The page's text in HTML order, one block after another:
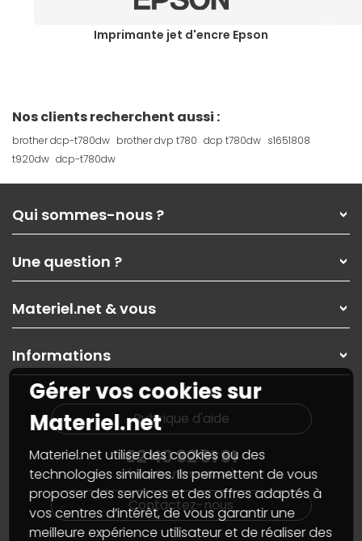
Imprimante jet d'encre Epson
Nos clients recherchent aussi :
brother dcp-t780dw brother dvp t780 dcp t780dw s1651808
t920dw dcp-t780dw
Qui sommes-nous ?
Nos services
Les magasins Materiel.net
Nos solutions pour les pros
Contactez-nous
Une question ?
Paiement, livraison
Garanties,Pack Zen
SAV, demander un retour
Informations
Guides d'achats et tutoriels
Materiel.net & vous
On rachète votre carte graphique
PC sur mesure : Votre RDV personnalisé
Notre démarche écologique
Materiel.net recrute
Notre programme d'affiliation
Partenariat & Sponsoring
Informations
Plan du site
Nos marques
Conditions générales de vente
Informations légales
Données personnellesetcookies
Gérer vos cookies
Accessibilité : non conforme
Rubrique d'aide
02 40 92 91 91
(numéro non surtaxé)
Contactez-nous
Gérer vos cookies sur
Materiel.net
Materiel.net utilise des cookies ou des
technologies similaires. Ils permettent de vous
proposer des services et des offres adaptés à
vos centres d’intérêt, de vous garantir une
meilleure expérience utilisateur et de réaliser des